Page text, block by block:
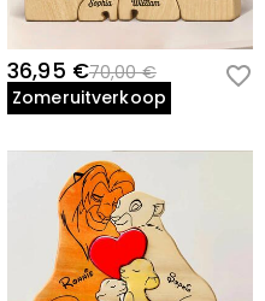
36,95 €70,00 €
Zomeruitverkoop